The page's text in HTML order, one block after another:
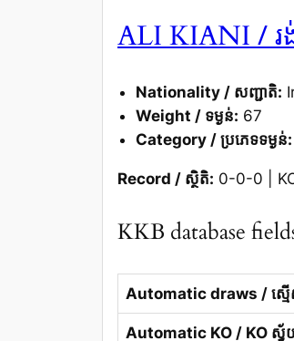
ALI KIANI/ រ
Nationality / សញ្ជាតិ:
Weight / ទម្ងន់: 67
Category / ប្រភេទទម្ងន់:
Record / ស្ថិតិ: 0-0-0 |
KKB database
Automatic draws / ស្មើស្
Automatic KO / KO ស្វ័យ